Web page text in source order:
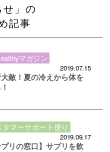
せ」の
記事
マガジン
2019.07.15
敵！夏の冷えから体を
タマーサポート便り
2019.09.17
プリの窓口】サプリを飲